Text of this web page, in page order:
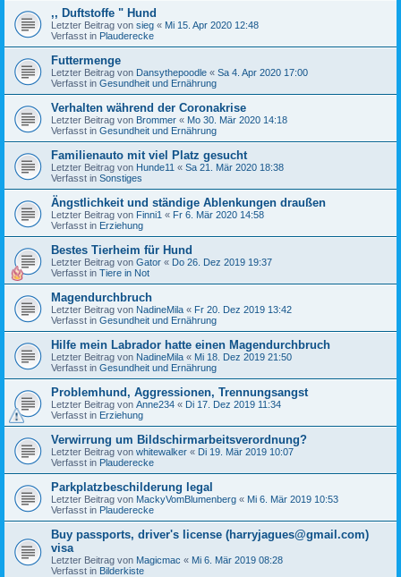
,, Duftstoffe " Hund
Letzter Beitrag von sieg « Mi 15. Apr 2020 12:48
Verfasst in Plauderecke
Futtermenge
Letzter Beitrag von Dansythepoodle « Sa 4. Apr 2020 17:00
Verfasst in Gesundheit und Ernährung
Verhalten während der Coronakrise
Letzter Beitrag von Brommer « Mo 30. Mär 2020 14:18
Verfasst in Gesundheit und Ernährung
Familienauto mit viel Platz gesucht
Letzter Beitrag von Hunde11 « Sa 21. Mär 2020 18:38
Verfasst in Sonstiges
Ängstlichkeit und ständige Ablenkungen draußen
Letzter Beitrag von Finni1 « Fr 6. Mär 2020 14:58
Verfasst in Erziehung
Bestes Tierheim für Hund
Letzter Beitrag von Gator « Do 26. Dez 2019 19:37
Verfasst in Tiere in Not
Magendurchbruch
Letzter Beitrag von NadineMila « Fr 20. Dez 2019 13:42
Verfasst in Gesundheit und Ernährung
Hilfe mein Labrador hatte einen Magendurchbruch
Letzter Beitrag von NadineMila « Mi 18. Dez 2019 21:50
Verfasst in Gesundheit und Ernährung
Problemhund, Aggressionen, Trennungsangst
Letzter Beitrag von Anne234 « Di 17. Dez 2019 11:34
Verfasst in Erziehung
Verwirrung um Bildschirmarbeitsverordnung?
Letzter Beitrag von whitewalker « Di 19. Mär 2019 10:07
Verfasst in Plauderecke
Parkplatzbeschilderung legal
Letzter Beitrag von MackyVomBlumenberg « Mi 6. Mär 2019 10:53
Verfasst in Plauderecke
Buy passports, driver's license (harryjagues@gmail.com)
visa
Letzter Beitrag von Magicmac « Mi 6. Mär 2019 08:28
Verfasst in Bilderkiste